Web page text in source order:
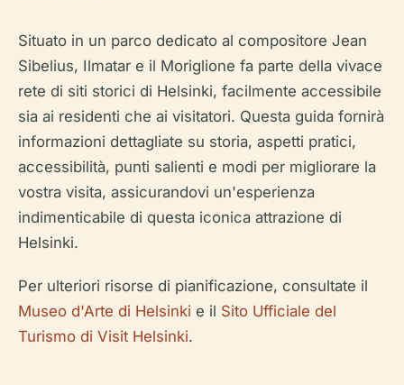
Situato in un parco dedicato al compositore Jean
Sibelius, Ilmatar e il Moriglione fa parte della vivace
rete di siti storici di Helsinki, facilmente accessibile
sia ai residenti che ai visitatori. Questa guida fornirà
informazioni dettagliate su storia, aspetti pratici,
accessibilità, punti salienti e modi per migliorare la
vostra visita, assicurandovi un'esperienza
indimenticabile di questa iconica attrazione di
Helsinki.
Per ulteriori risorse di pianificazione, consultate il
Museo d'Arte di Helsinki e il Sito Ufficiale del
Turismo di Visit Helsinki.